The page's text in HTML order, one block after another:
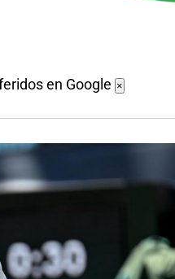
en Google ×